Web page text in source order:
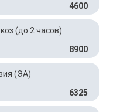
4600
(до 2 часов)
8900
(ЭА)
6325